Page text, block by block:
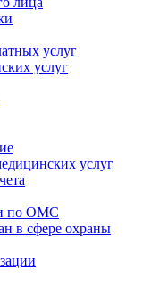
услуг
услуг
услуг
по ОМС
в сфере охраны